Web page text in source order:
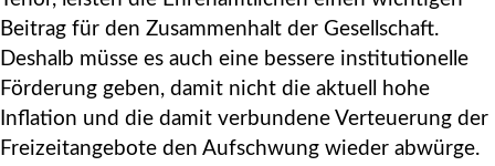
Beitrag für den Zusammenhalt der Gesellschaft.
Deshalb müsse es auch eine bessere institutionelle
Förderung geben, damit nicht die aktuell hohe
Inflation und die damit verbundene Verteuerung der
Freizeitangebote den Aufschwung wieder abwürge.